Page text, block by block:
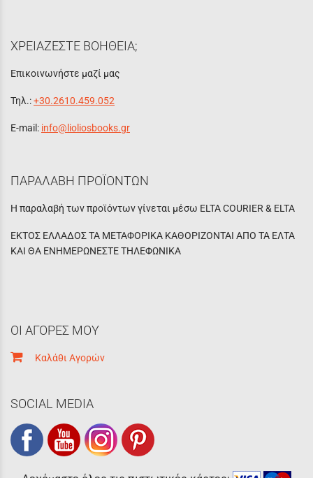
ΧΡΕΙΑΖΕΣΤΕ ΒΟΗΘΕΙΑ;
Επικοινωνήστε μαζί μας
Τηλ.:+30.2610.459.052
E-mail: info@lioliosbooks.gr
ΠΑΡΑΛΑΒΗ ΠΡΟΪΟΝΤΩΝ
Η παραλαβή των προϊόντων γίνεται μέσω ELTA COURIER & ELTA
ΕΚΤΟΣ ΕΛΛΑΔΟΣ ΤΑ ΜΕΤΑΦΟΡΙΚΑ ΚΑΘΟΡΙΖΟΝΤΑΙ ΑΠΟ ΤΑ ΕΛΤΑ
ΚΑΙ ΘΑ ΕΝΗΜΕΡΩΝΕΣΤΕ ΤΗΛΕΦΩΝΙΚΑ
ΟΙ ΑΓΟΡΕΣ ΜΟΥ
Καλάθι Αγορών
SOCIAL MEDIA